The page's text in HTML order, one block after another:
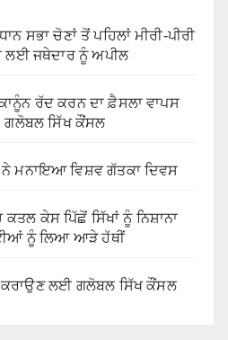
ਸਭਾ ਚੋਣਾਂ ਤੋਂ ਪਹਿਲਾਂ ਮੀਰੀ-ਪੀਰੀ
ਲਈ ਜਥੇਦਾਰ ਨੂੰ ਅਪੀਲ
ਰੱਦ ਕਰਨ ਦਾ ਫ਼ੈਸਲਾ ਵਾਪਸ
ਗਲੋਬਲ ਸਿੱਖ ਕੌਂਸਲ
ਮਨਾਇਆ ਵਿਸ਼ਵ ਗੱਤਕਾ ਦਿਵਸ
ਕੇਸ ਪਿੱਛੋਂ ਸਿੱਖਾਂ ਨੂੰ ਨਿਸ਼ਾਨਾ
ਨੂੰ ਲਿਆ ਆੜੇ ਹੱਥੀਂ
ਕਰਾਉਣ ਲਈ ਗਲੋਬਲ ਸਿੱਖ ਕੌਂਸਲ